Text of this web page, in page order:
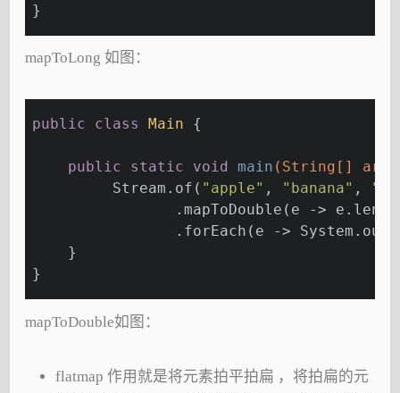
}
mapToLong 如图：
public class Main {
public static void main (String[]
         Stream.of(
"apple" , "banana" ,
.mapToDouble(e ->
.forEach(e ->
    }
}
mapToDouble如图：
flatmap 作用就是将元素拍平拍扁 ，将拍扁的元